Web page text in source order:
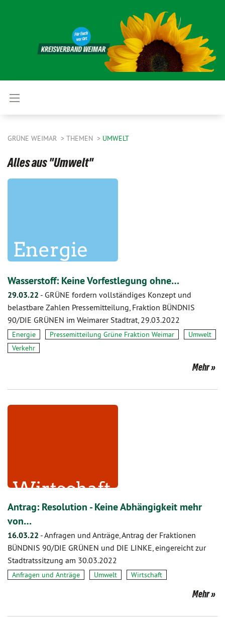
GRÜNE WEIMAR THEMEN UMWELT
Alles aus "Umwelt"
Wasserstoff: Keine Vorfestlegung ohne…
29.03.22 - GRÜNE fordern vollständiges Konzept und
belastbare Zahlen Pressemitteilung, Fraktion BÜNDNIS
90/DIE GRÜNEN im Weimarer Stadtrat, 29.03.2022
Energie Pressemitteilung Grüne Fraktion Weimar
Umwelt
Verkehr
Mehr
Antrag: Resolution - Keine Abhängigkeit mehr
von…
16.03.22 -Anfragen und Anträge, Antrag der Fraktionen
BÜNDNIS 90/DIE GRÜNEN und DIE LINKE, eingereicht zur
Stadtratssitzung am 30.03.2022
Anfragen und Anträge Umwelt Wirtschaft
Mehr